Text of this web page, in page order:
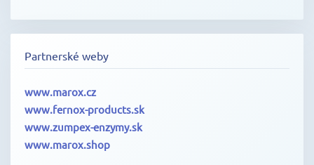
Partnerské weby
www.marox.cz
www.fernox-products.sk
www.zumpex-enzymy.sk
www.marox.shop